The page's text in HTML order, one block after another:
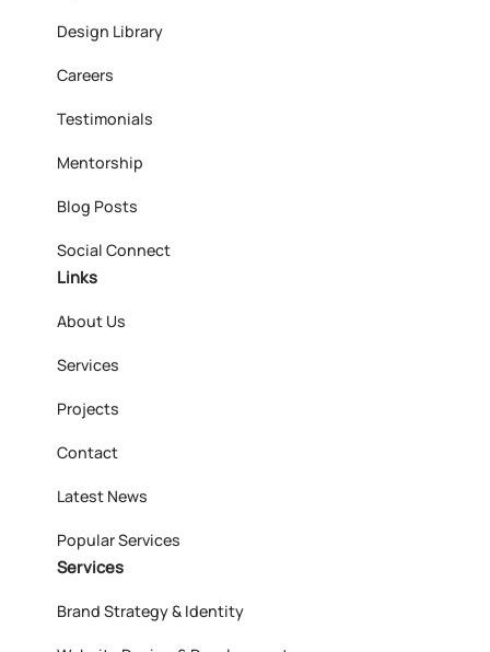
Design Library
Careers
Testimonials
Mentorship
Blog Posts
Social Connect
Links
About Us
Services
Projects
Contact
Latest News
Popular Services
Services
Brand Strategy & Identity